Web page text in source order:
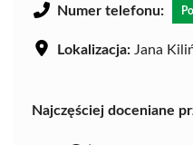
Numer telefonu:
Lokalizacja: Jana
Najczęściej doceniane